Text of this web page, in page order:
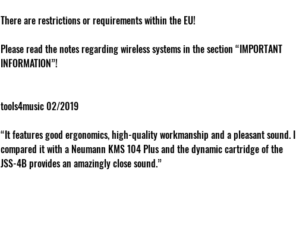
There are restrictions or requirements within the EU!
Please read the notes regarding wireless systems in the section “IMPORTANT
INFORMATION”!
tools4music 02/2019
“It features good ergonomics, high-quality workmanship and a pleasant sound. I
compared it with a Neumann KMS 104 Plus and the dynamic cartridge of the
JSS-4B provides an amazingly close sound.”